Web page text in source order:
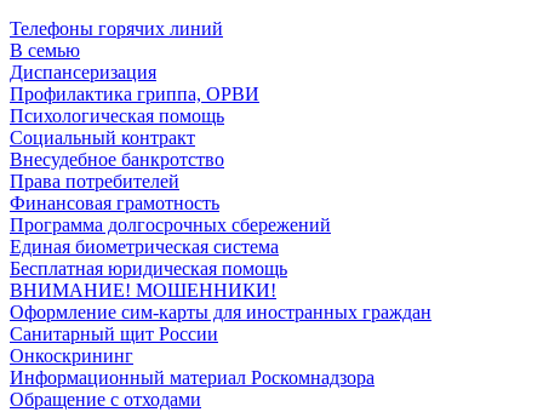
Телефоны горячих линий
В семью
Диспансеризация
Профилактика гриппа, ОРВИ
Психологическая помощь
Социальный контракт
Внесудебное банкротство
Права потребителей
Финансовая грамотность
Программа долгосрочных сбережений
Единая биометрическая система
Бесплатная юридическая помощь
ВНИМАНИЕ! МОШЕННИКИ!
Оформление сим-карты для иностранных граждан
Санитарный щит России
Онкоскрининг
Информационный материал Роскомнадзора
Обращение с отходами